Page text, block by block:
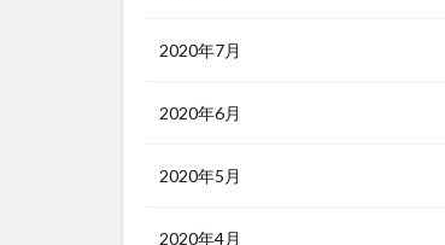
2020年7月
2020年6月
2020年5月
2020年4月